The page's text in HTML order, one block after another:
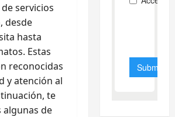
servicios
desde
hasta
Estas
reconocidas
y atención al
te
de